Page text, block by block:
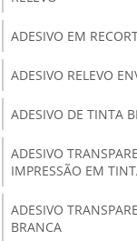
ADESIVO EM
ADESIVO RELEVO
ADESIVO DE TINTA
ADESIVO
IMPRESSÃO EM
ADESIVO
BRANCA